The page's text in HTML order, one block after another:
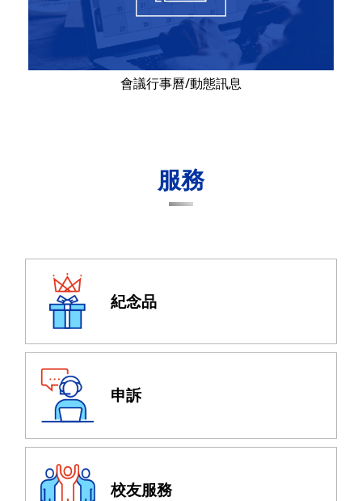
會議行事曆/動態訊息
服務
紀念品
申訴
校友服務